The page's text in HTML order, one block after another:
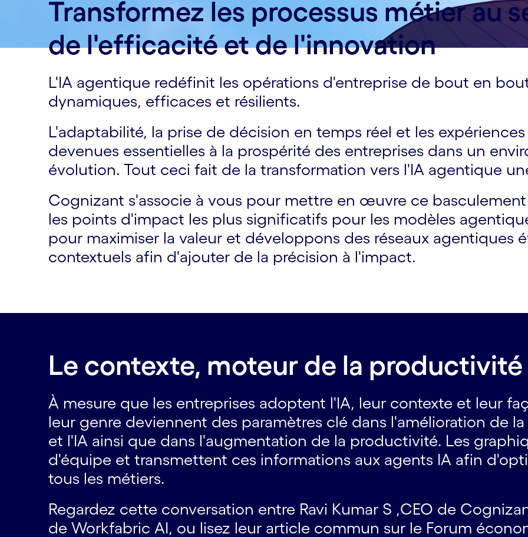
Transformez les processus métier au
de l'efficacité et de l'innovation
L'IA agentique redéfinit les opérations d'entreprise de bout en
dynamiques, efficaces et résilients.
L'adaptabilité, la prise de décision en temps réel et les
devenues essentielles à la prospérité des entreprises dans un
évolution. Tout ceci fait de la transformation vers l'IA agentique
Cognizant s'associe à vous pour mettre en œuvre ce
les points d'impact les plus significatifs pour les modèles
pour maximiser la valeur et développons des réseaux agentiques
contextuels afin d'ajouter de la précision à l'impact.
Le contexte, moteur de la
À mesure que les entreprises adoptent l'IA, leur contexte et leur
leur genre deviennent des paramètres clé dans l'amélioration de
et l'IA ainsi que dans l'augmentation de la productivité. Les
d'équipe et transmettent ces informations aux agents IA afin
tous les métiers.
Regardez cette conversation entre Ravi Kumar S ,CEO de
de Workfabric AI, ou lisez leur article commun sur le Forum